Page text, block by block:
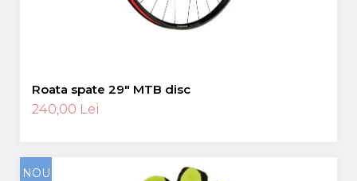
Roata spate 29″ MTB disc
240,00 Lei
NOU